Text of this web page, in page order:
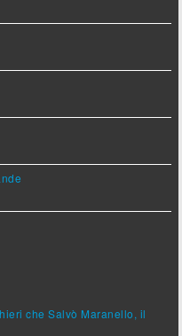
che Salvò Maranello, il